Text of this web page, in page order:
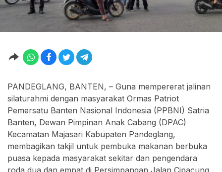
PANDEGLANG, BANTEN, – Guna mempererat jalinan
silaturahmi dengan masyarakat Ormas Patriot
Pemersatu Banten Nasional Indonesia (PPBNI) Satria
Banten, Dewan Pimpinan Anak Cabang (DPAC)
Kecamatan Majasari Kabupaten Pandeglang,
membagikan takjil untuk pembuka makanan berbuka
puasa kepada masyarakat sekitar dan pengendara